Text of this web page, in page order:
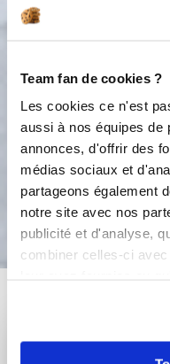
Team fan de cookies ?
Les cookies ce n'est
aussi à nos équipes de
annonces, d'offrir des
médias sociaux et
partageons également
notre site avec nos
publicité et d'analyse,
combiner celles-ci
en
ou
Bon